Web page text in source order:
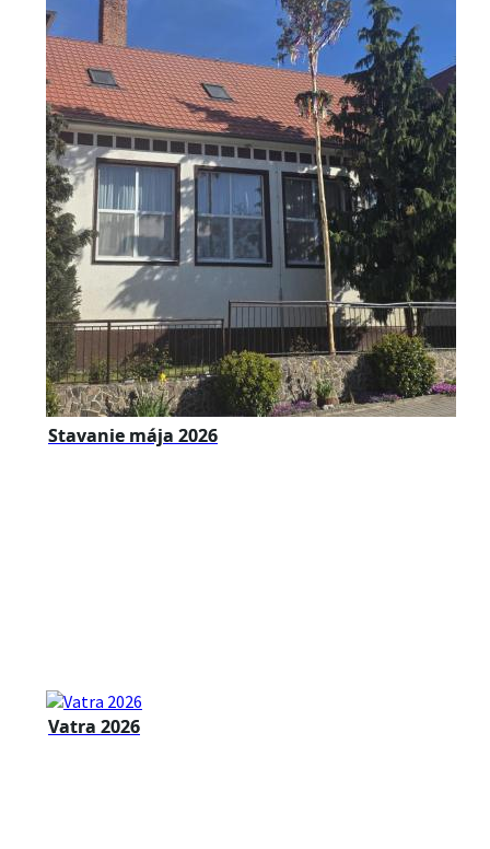
Stavanie mája 2026
Vatra 2026